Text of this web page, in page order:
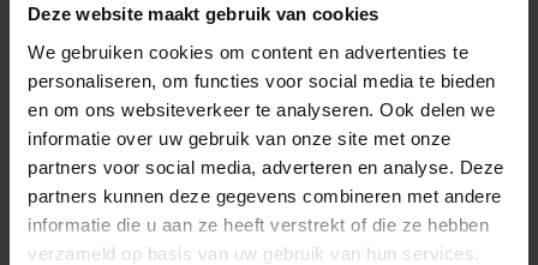
Deze website maakt gebruik van cookies
We gebruiken cookies om content en advertenties te
personaliseren, om functies voor social media te bieden
en om ons websiteverkeer te analyseren. Ook delen we
informatie over uw gebruik van onze site met onze
partners voor social media, adverteren en analyse. Deze
partners kunnen deze gegevens combineren met andere
informatie die u aan ze heeft verstrekt of die ze hebben
verzameld op basis van uw gebruik van hun services.
Wat je misschien ook leuk vindt